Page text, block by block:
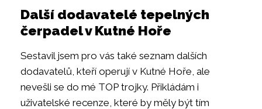
Další dodavatelé tepelných
čerpadel v Kutné Hoře
Sestavil jsem pro vás také seznam dalších
dodavatelů, kteří operují v Kutné Hoře, ale
nevešli se do mé TOP trojky. Přikládám i
uživatelské recenze, které by měly být tím